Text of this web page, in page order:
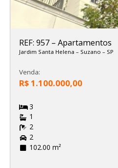
REF: 957 – Apartamentos
Jardim Santa Helena – Suzano – SP
Venda:
R$ 1.100.000,00
3
1
2
2
102.00 m²